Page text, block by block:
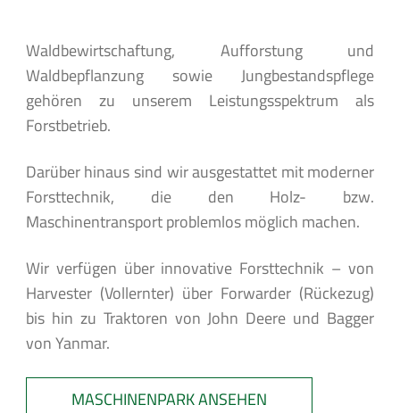
Waldbewirtschaftung, Aufforstung und
Waldbepflanzung sowie Jungbestandspflege
gehören zu unserem Leistungsspektrum als
Forstbetrieb.
Darüber hinaus sind wir ausgestattet mit moderner
Forsttechnik, die den Holz- bzw.
Maschinentransport problemlos möglich machen.
Wir verfügen über innovative Forsttechnik – von
Harvester (Vollernter) über Forwarder (Rückezug)
bis hin zu Traktoren von John Deere und Bagger
von Yanmar.
MASCHINENPARK ANSEHEN